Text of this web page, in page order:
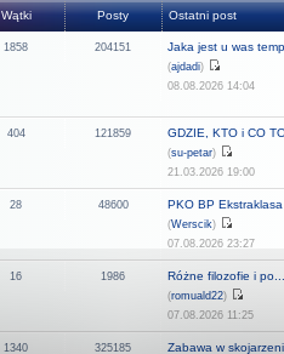
Wątki Posty Ostatni post
1858 204151 Jaka jest u was
(ajdadi)
08.08.2026 14:04
404 121859 GDZIE, KTO i CO TO
(su-petar)
21.03.2026 19:00
28 48600 PKO BP Ekstraklasa
(Werscik)
07.08.2026 23:27
16 1986 Różne filozofie i po...
(romuald22)
07.08.2026 11:25
1340 325185 Zabawa w